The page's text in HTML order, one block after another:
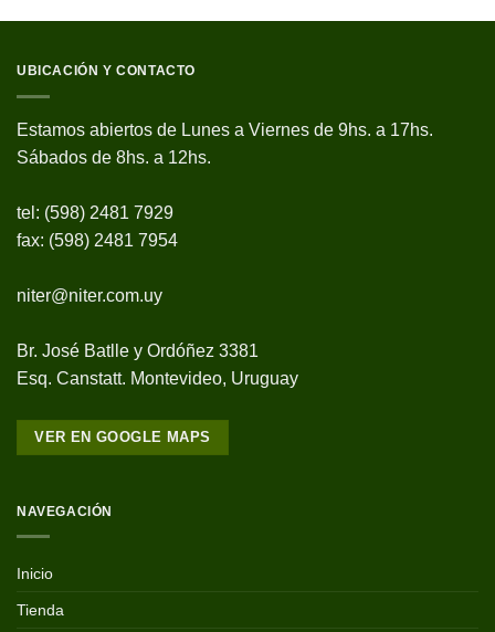
UBICACIÓN Y CONTACTO
Estamos abiertos de Lunes a Viernes de 9hs. a 17hs.
Sábados de 8hs. a 12hs.
tel: (598) 2481 7929
fax: (598) 2481 7954
niter@niter.com.uy
Br. José Batlle y Ordóñez 3381
Esq. Canstatt. Montevideo, Uruguay
VER EN GOOGLE MAPS
NAVEGACIÓN
Inicio
Tienda